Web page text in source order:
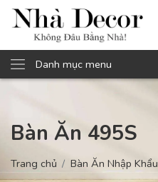
Danh mục menu
Bàn Ăn 495S
Trang chủ Bàn Ăn Nhập Khẩu